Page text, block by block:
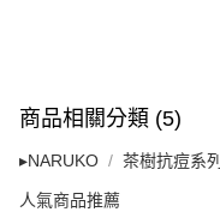
商品相關分類 (5)
▸NARUKO 茶樹抗痘系列
人氣商品推薦